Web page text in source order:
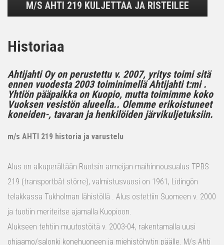
M/S AHTI 219 KULJETTAA JA RISTEILEE
Historiaa
Ahtijahti Oy on perustettu v. 2007, yritys toimi sitä
ennen vuodesta 2003 toiminimellä Ahtijahti t:mi .
Yhtiön pääpaikka on Kuopio, mutta toimimme koko
Vuoksen vesistön alueella.. Olemme erikoistuneet
koneiden-, tavaran ja henkilöiden järvikuljetuksiin.
m/s AHTI 219 historia ja varustelu
Alus on alkuperältään Ruotsin armeijan maihinnousualus TPBS
219 (transportbåt större), valmistusvuosi on 1961, Lidingön
telakkassa Tukholman lähistöllä . Alus ostettiin Suomeen v. 2000
ja tuotiin meriteitse ajamalla Kuopioon.
Alukseen tehtiin muutostöitä v. 2003-04, rakentamalla uusi
ohjaamo/salonki konehuoneen ja miehistöhytin päälle. M/s Ahti